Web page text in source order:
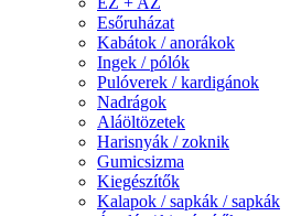
Esőruházat
Kabátok / anorákok
Ingek / pólók
Pulóverek / kardigánok
Nadrágok
Aláöltözetek
Harisnyák / zoknik
Gumicsizma
Kiegészítők
Kalapok / sapkák / sapkák